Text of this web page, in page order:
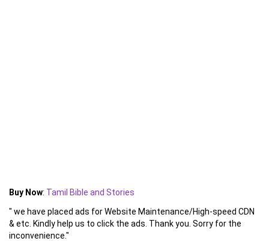
Buy Now: Tamil Bible and Stories
" we have placed ads for Website Maintenance/High-speed CDN
& etc. Kindly help us to click the ads. Thank you. Sorry for the
inconvenience."